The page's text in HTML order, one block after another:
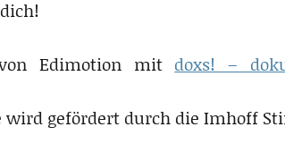
Edimotion mit doxs! –
wird gefördert durch die Imhoff